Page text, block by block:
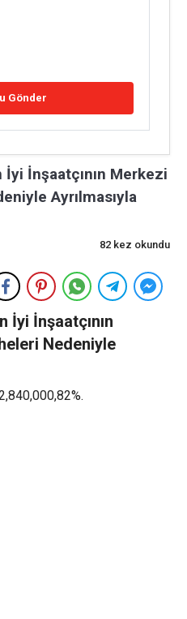
İnşaatçının Merkezi
Ayrılmasıyla
82 kez okundu
İyi İnşaatçının
Nedeniyle